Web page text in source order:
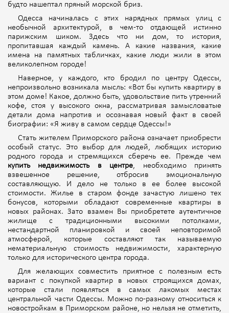
будто нашептал пряный морской бриз.
Одесса начиналась с этих нарядных прямых улиц с
необычной архитектурой, в чем-то отдающей истинно
парижским шиком. Здесь что ни дом, то история,
пропитавшая каждый камень. А какие названия, какие
имена на памятных табличках, какие люди жили в этом
великолепном городе!
Наверное, у каждого, кто бродил по центру Одессы,
непроизвольно возникала мысль: «Вот бы купить квартиру в
этом доме! Какое, должно быть, удовольствие пить утренний
кофе, стоя у высокого окна, рассматривая замысловатые
детали дома напротив и осознавая новый факт в своей
биографии: «Я живу в самом сердце Одессы!»
Стать жителем Приморского района означает приобрести
особый статус. Это выбор для людей, любящих историю
родного города и стремящихся сберечь ее. Прежде чем
купить недвижимость в центре, необходимо принять
взвешенное решение, отбросив эмоциональную
составляющую. И дело не только в ее более высокой
стоимости. Жилье в старом фонде зачастую лишено тех
бонусов, которыми обладают современные квартиры в
новых районах. Зато взамен Вы приобретете аутентичное
жилище с традиционными высокими потолками,
нестандартной планировкой и своей неповторимой
атмосферой, которые составляют так называемую
нематериальную стоимость недвижимости, характерную
только для исторического центра города.
Для желающих совместить приятное с полезным есть
вариант с покупкой квартир в новых строящихся домах,
которые стали появляться в самых лакомых местах
центральной части Одессы. Можно по-разному относиться к
новостройкам в Приморском районе, но нельзя не отметить,